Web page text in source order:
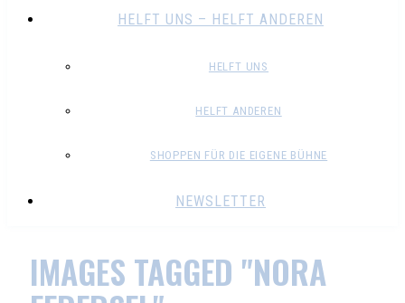
HELFT UNS – HELFT ANDEREN
HELFT UNS
HELFT ANDEREN
SHOPPEN FÜR DIE EIGENE BÜHNE
NEWSLETTER
IMAGES TAGGED "NORA